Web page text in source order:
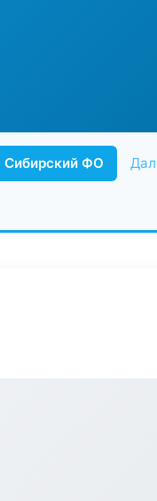
Сибирский ФО